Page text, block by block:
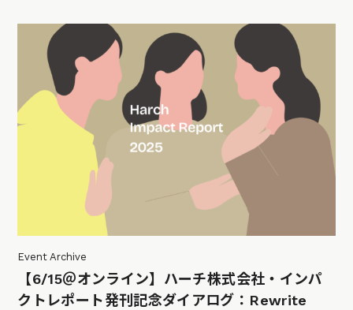
Event Archive
【6/15＠オンライン】ハーチ株式会社・インパ
クトレポート発刊記念ダイアログ：Rewrite